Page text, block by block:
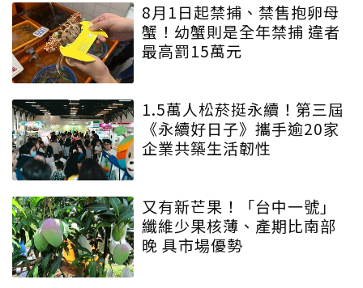
8月1日起禁捕、禁售抱卵母
蟹！幼蟹則是全年禁捕 違者
最高罰15萬元
1.5萬人松菸挺永續！第三屆
《永續好日子》攜手逾20家
企業共築生活韌性
又有新芒果！「台中一號」
纖維少果核薄、產期比南部
晚 具市場優勢